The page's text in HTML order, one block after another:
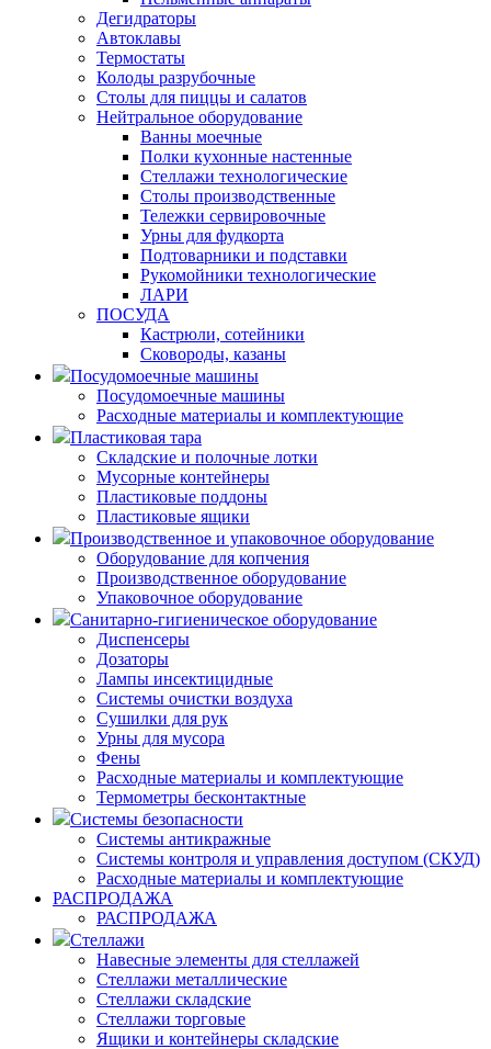
Дегидраторы
Автоклавы
Термостаты
Колоды разрубочные
Столы для пиццы и салатов
Нейтральное оборудование
Ванны моечные
Полки кухонные настенные
Стеллажи технологические
Столы производственные
Тележки сервировочные
Урны для фудкорта
Подтоварники и подставки
Рукомойники технологические
ЛАРИ
ПОСУДА
Кастрюли, сотейники
Сковороды, казаны
Посудомоечные машины
Посудомоечные машины
Расходные материалы и комплектующие
Пластиковая тара
Складские и полочные лотки
Мусорные контейнеры
Пластиковые поддоны
Пластиковые ящики
Производственное и упаковочное оборудование
Оборудование для копчения
Производственное оборудование
Упаковочное оборудование
Санитарно-гигиеническое оборудование
Диспенсеры
Дозаторы
Лампы инсектицидные
Системы очистки воздуха
Сушилки для рук
Урны для мусора
Фены
Расходные материалы и комплектующие
Термометры бесконтактные
Системы безопасности
Системы антикражные
Системы контроля и управления доступом (СКУД)
Расходные материалы и комплектующие
РАСПРОДАЖА
РАСПРОДАЖА
Стеллажи
Навесные элементы для стеллажей
Стеллажи металлические
Стеллажи складские
Стеллажи торговые
Ящики и контейнеры складские